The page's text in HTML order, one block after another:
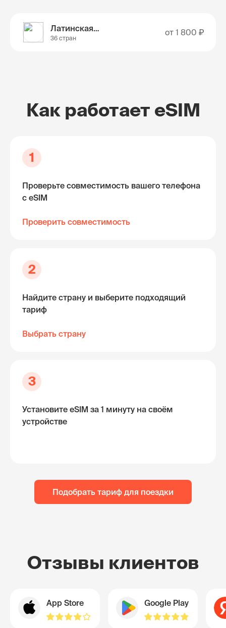
Латинская Америка
36 стран
от 1 800 ₽
Как работает eSIM
1
Проверьте совместимость вашего телефона
с eSIM
Проверить совместимость
2
Найдите страну и выберите подходящий
тариф
Выбрать страну
3
Установите eSIM за 1 минуту на своём
устройстве
Подобрать тариф для поездки
Отзывы клиентов
App Store Google Play